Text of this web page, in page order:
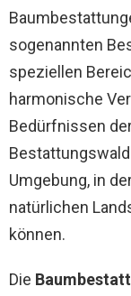
sogenannten
speziellen
harmonische
Bedürfnissen
Umgebung, in
natürlichen
können.
Die